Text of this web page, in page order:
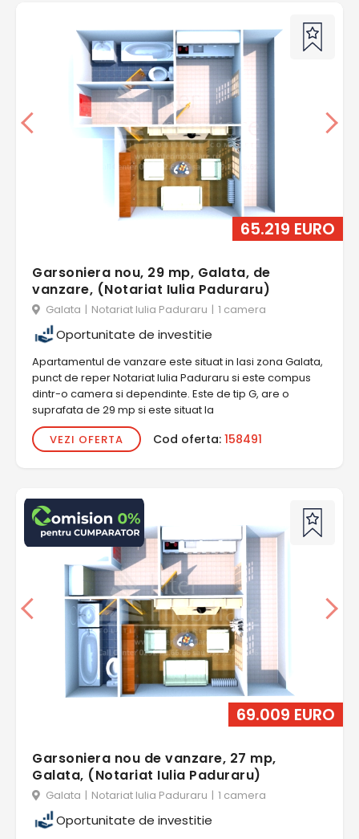
65.219 EURO
Garsoniera nou, 29 mp, Galata, de
vanzare, (Notariat Iulia Paduraru)
Galata | Notariat Iulia Paduraru | 1 camera
Oportunitate de investitie
Apartamentul de vanzare este situat in Iasi zona Galata,
punct de reper Notariat Iulia Paduraru si este compus
dintr-o camera si dependinte. Este de tip G, are o
suprafata de 29 mp si este situat la
VEZI OFERTA
Cod oferta: 158491
69.009 EURO
Garsoniera nou de vanzare, 27 mp,
Galata, (Notariat Iulia Paduraru)
Galata | Notariat Iulia Paduraru | 1 camera
Oportunitate de investitie